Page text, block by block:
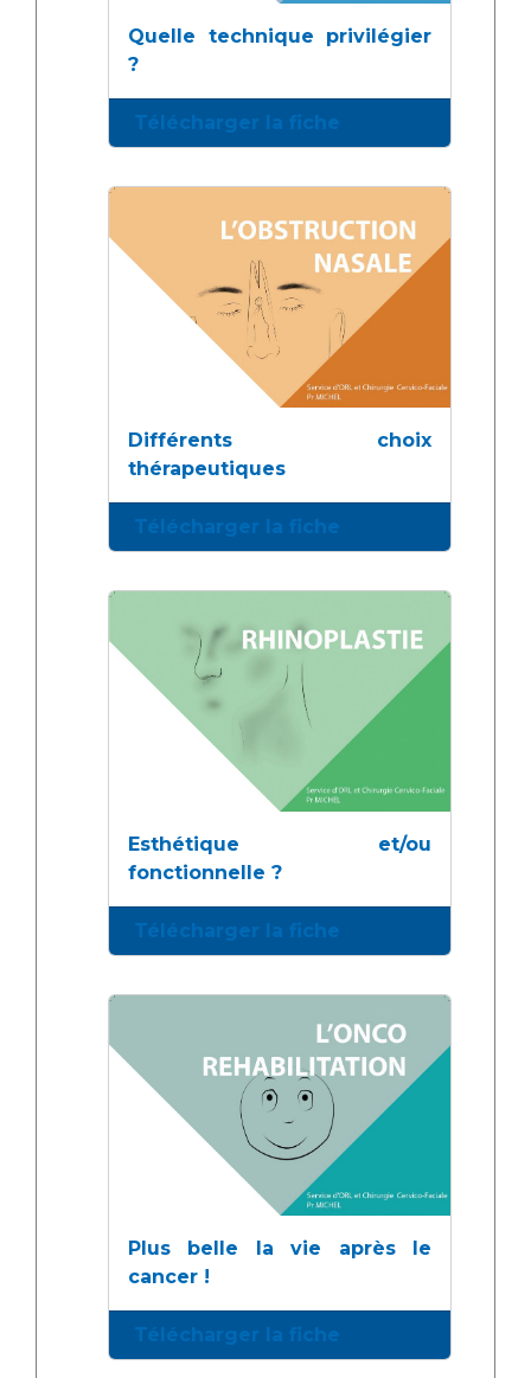
Quelle technique privilégier
?
Télécharger la fiche
Différents choix
thérapeutiques
Télécharger la fiche
Esthétique et/ou
fonctionnelle ?
Télécharger la fiche
Plus belle la vie après le
cancer !
Télécharger la fiche